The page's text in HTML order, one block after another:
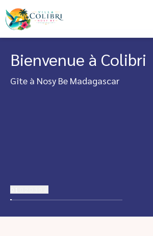
Bienvenue à Colibri
Gîte à Nosy Be Madagascar